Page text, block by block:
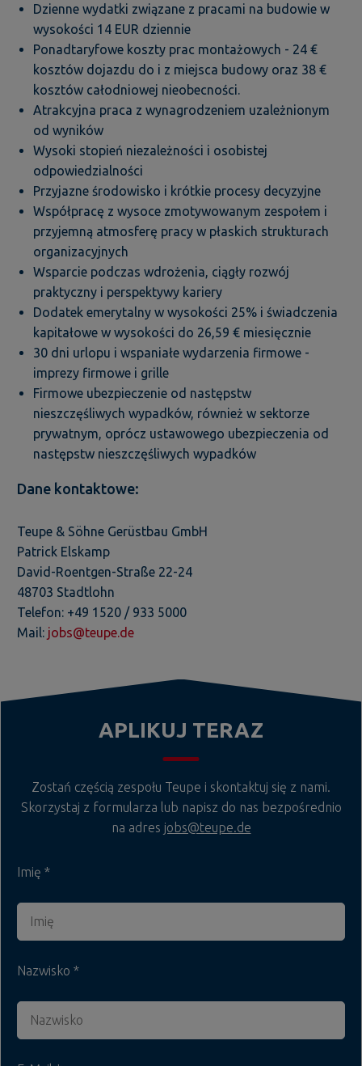
Dzienne wydatki związane z pracami na budowie w
wysokości 14 EUR dziennie
Ponadtaryfowe koszty prac montażowych - 24 €
kosztów dojazdu do i z miejsca budowy oraz 38 €
kosztów całodniowej nieobecności.
Atrakcyjna praca z wynagrodzeniem uzależnionym
od wyników
Wysoki stopień niezależności i osobistej
odpowiedzialności
Przyjazne środowisko i krótkie procesy decyzyjne
Współpracę z wysoce zmotywowanym zespołem i
przyjemną atmosferę pracy w płaskich strukturach
organizacyjnych
Wsparcie podczas wdrożenia, ciągły rozwój
praktyczny i perspektywy kariery
Dodatek emerytalny w wysokości 25% i świadczenia
kapitałowe w wysokości do 26,59 € miesięcznie
30 dni urlopu i wspaniałe wydarzenia firmowe -
imprezy firmowe i grille
Firmowe ubezpieczenie od następstw
nieszczęśliwych wypadków, również w sektorze
prywatnym, oprócz ustawowego ubezpieczenia od
następstw nieszczęśliwych wypadków
Dane kontaktowe:
Teupe & Söhne Gerüstbau GmbH
Patrick Elskamp
David-Roentgen-Straße 22-24
48703 Stadtlohn
Telefon: +49 1520 / 933 5000
Mail: jobs@teupe.de
APLIKUJ TERAZ
Zostań częścią zespołu Teupe i skontaktuj się z nami.
Skorzystaj z formularza lub napisz do nas bezpośrednio
na adres jobs@teupe.de
Imię
Nazwisko